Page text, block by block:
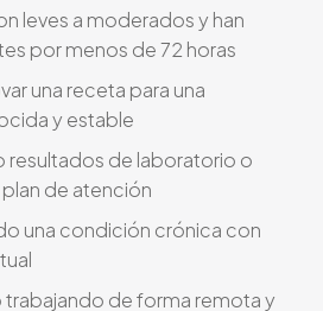
leves a moderados y han
por menos de 72 horas
una receta para una
y estable
resultados de laboratorio o
de atención
una condición crónica con
trabajando de forma remota y